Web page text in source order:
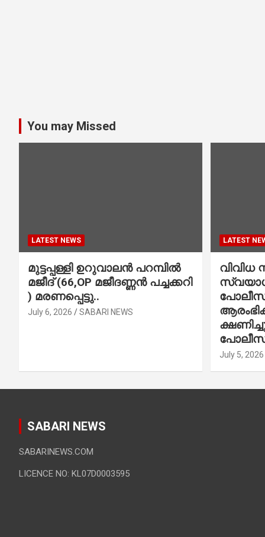
You may Missed
LATEST NEWS
മുട്ടപ്പള്ളി ഉറുവാലൻ പറമ്പിൽ
മജീദ് (66,OP മജീദണ്ണൻ പച്ചക്കറി
) മരണപ്പെട്ടു..
July 6, 2026 SABARI NEWS
LATEST
വിവിധ
പോലീസ്
July 5, 2026
SABARI NEWS
SABARINEWS.COM
LICENCE NO: KL07D0003595